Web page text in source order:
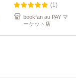
(1)
bookfan au PAY マ
ーケット店